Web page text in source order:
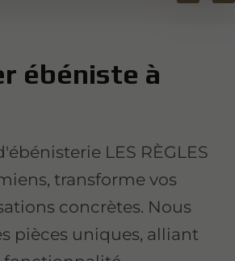
ébéniste à
LES RÈGLES
transforme vos
concrètes. Nous
pièces uniques, alliant